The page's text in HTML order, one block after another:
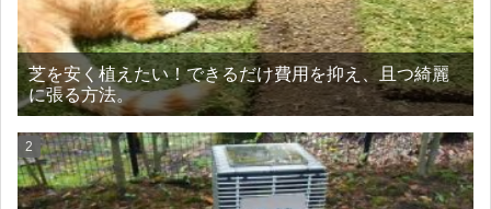
芝を安く植えたい！できるだけ費用を抑え、且つ綺麗
に張る方法。